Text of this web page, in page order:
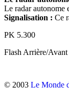
Le radar autonome
Signalisation : Ce
PK 5.300
FlashArrière/Avant
© 2003 Le Monde